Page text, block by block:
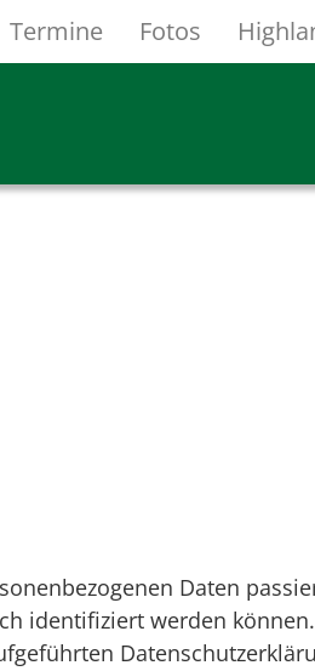
Termine Fotos
Daten
identifiziert werden